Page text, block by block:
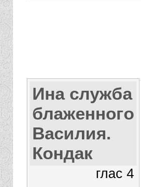
Ина служба
блаженного
Василия.
Кондак
глас 4